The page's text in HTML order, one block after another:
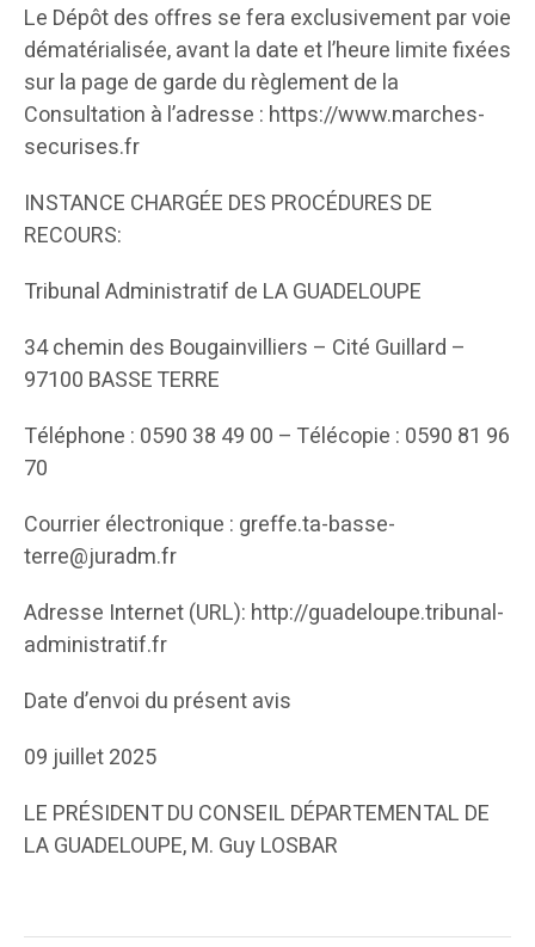
Le Dépôt des offres se fera exclusivement par voie
dématérialisée, avant la date et l’heure limite fixées
sur la page de garde du règlement de la
Consultation à l’adresse : https://www.marches-
securises.fr
INSTANCE CHARGÉE DES PROCÉDURES DE
RECOURS:
Tribunal Administratif de LA GUADELOUPE
34 chemin des Bougainvilliers – Cité Guillard –
97100 BASSE TERRE
Téléphone : 0590 38 49 00 – Télécopie : 0590 81 96
70
Courrier électronique : greffe.ta-basse-
terre@juradm.fr
Adresse Internet (URL): http://guadeloupe.tribunal-
administratif.fr
Date d’envoi du présent avis
09 juillet 2025
LE PRÉSIDENT DU CONSEIL DÉPARTEMENTAL DE
LA GUADELOUPE, M. Guy LOSBAR